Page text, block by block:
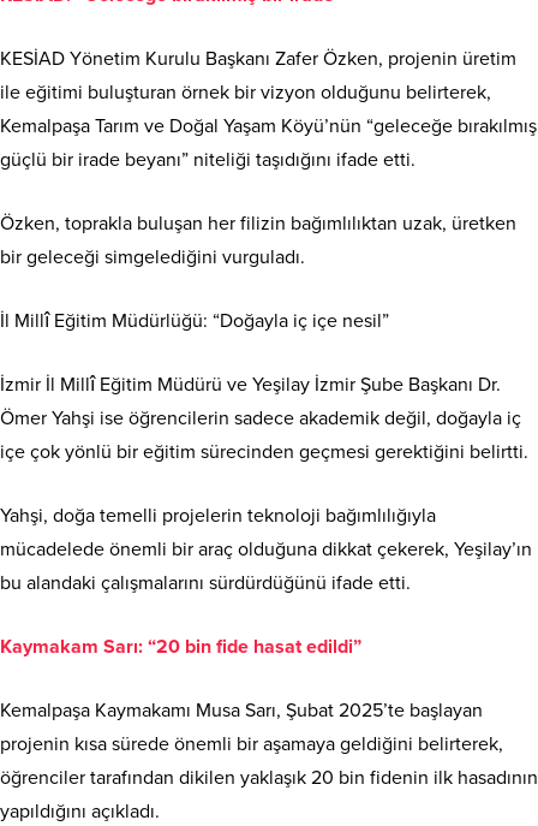
KESİAD Yönetim Kurulu Başkanı Zafer Özken, projenin üretim
ile eğitimi buluşturan örnek bir vizyon olduğunu belirterek,
Kemalpaşa Tarım ve Doğal Yaşam Köyü’nün “geleceğe bırakılmış
güçlü bir irade beyanı” niteliği taşıdığını ifade etti.
Özken, toprakla buluşan her filizin bağımlılıktan uzak, üretken
bir geleceği simgelediğini vurguladı.
İl Millî Eğitim Müdürlüğü: “Doğayla iç içe nesil”
İzmir İl Millî Eğitim Müdürü ve Yeşilay İzmir Şube Başkanı Dr.
Ömer Yahşi ise öğrencilerin sadece akademik değil, doğayla iç
içe çok yönlü bir eğitim sürecinden geçmesi gerektiğini belirtti.
Yahşi, doğa temelli projelerin teknoloji bağımlılığıyla
mücadelede önemli bir araç olduğuna dikkat çekerek, Yeşilay’ın
bu alandaki çalışmalarını sürdürdüğünü ifade etti.
Kaymakam Sarı: “20 bin fide hasat edildi”
Kemalpaşa Kaymakamı Musa Sarı, Şubat 2025’te başlayan
projenin kısa sürede önemli bir aşamaya geldiğini belirterek,
öğrenciler tarafından dikilen yaklaşık 20 bin fidenin ilk hasadının
yapıldığını açıkladı.